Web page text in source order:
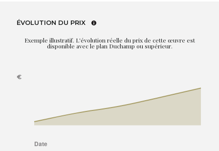
ÉVOLUTION DU PRIX
Exemple illustratif. L'évolution réelle du prix de cette œuvre est
disponible avec le plan Duchamp ou supérieur.